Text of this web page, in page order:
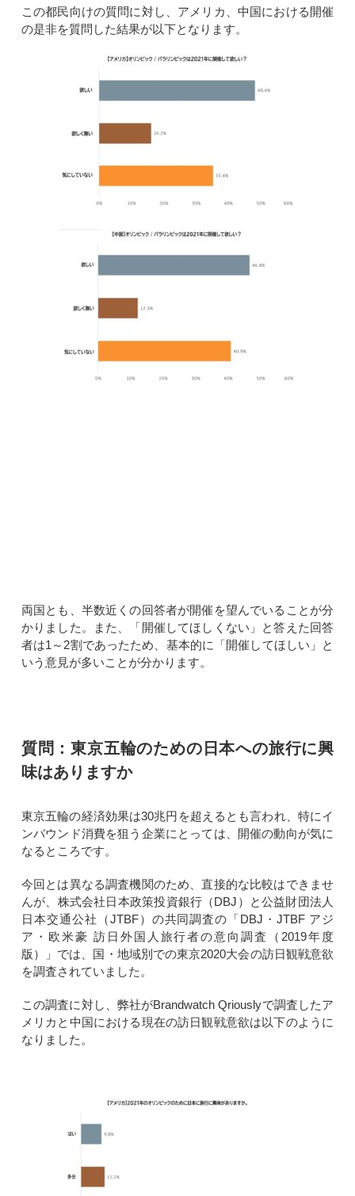
この都民向けの質問に対し、アメリカ、中国における開催
の是非を質問した結果が以下となります。
両国とも、半数近くの回答者が開催を望んでいることが分
かりました。また、「開催してほしくない」と答えた回答
者は1～2割であったため、基本的に「開催してほしい」と
いう意見が多いことが分かります。
質問：東京五輪のための日本への旅行に興
味はありますか
東京五輪の経済効果は30兆円を超えるとも言われ、特にイ
ンバウンド消費を狙う企業にとっては、開催の動向が気に
なるところです。
今回とは異なる調査機関のため、直接的な比較はできませ
んが、株式会社日本政策投資銀行（DBJ）と公益財団法人
日本交通公社（JTBF）の共同調査の「DBJ・JTBF アジ
ア・欧米豪 訪日外国人旅行者の意向調査（2019年度
版）」では、国・地域別での東京2020大会の訪日観戦意欲
を調査されていました。
この調査に対し、弊社がBrandwatch Qriouslyで調査したア
メリカと中国における現在の訪日観戦意欲は以下のように
なりました。